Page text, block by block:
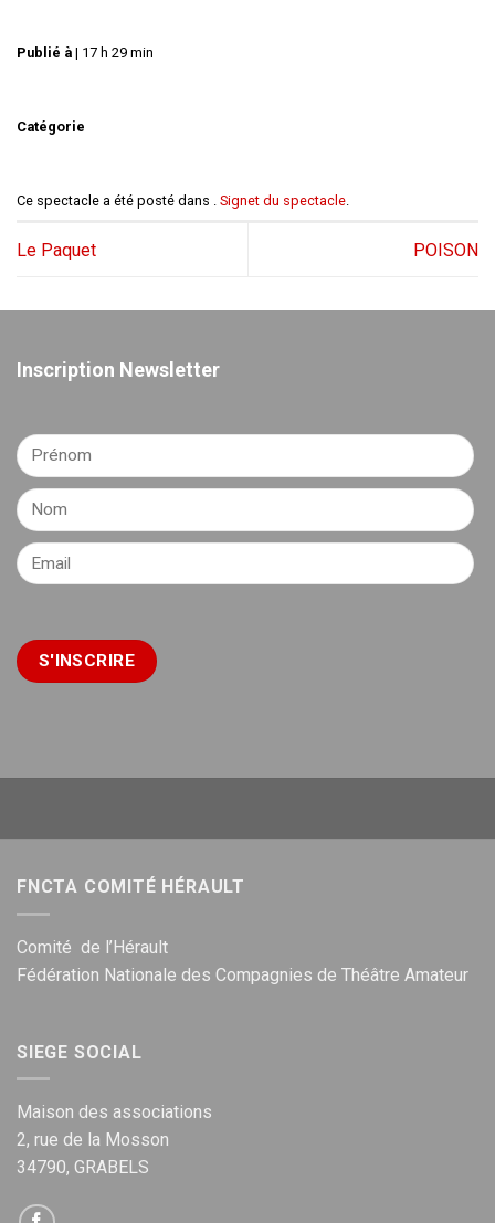
Publié à | 17 h 29 min
Catégorie
Ce spectacle a été posté dans . Signet du spectacle
Le Paquet POISON
Inscription Newsletter
FNCTA COMITÉ HÉRAULT
Comité de l’Hérault
Fédération Nationale des Compagnies de Théâtre Amateur
SIEGE SOCIAL
Maison des associations
2, rue de la Mosson
34790, GRABELS